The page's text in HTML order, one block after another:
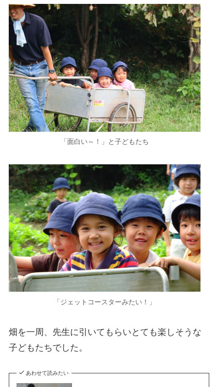
「面白い～！」と子どもたち
「ジェットコースターみたい！」
畑を一周、先生に引いてもらいとても楽しそうな
子どもたちでした。
あわせて読みたい